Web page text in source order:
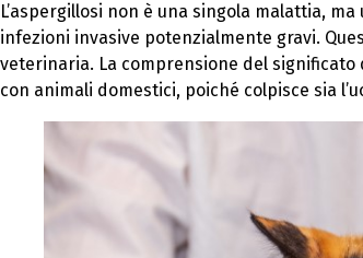
L’aspergillosi non è una singola malattia,
infezioni invasive potenzialmente gravi.
veterinaria. La comprensione del
con animali domestici, poiché colpisce sia